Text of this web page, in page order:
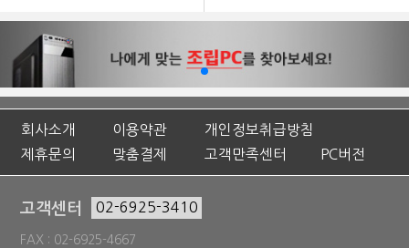
회사소개 이용약관
개인정보취급방침
제휴문의
맞춤결제 고객만족센터 PC버전
고객센터 02-6925-3410
FAX : 02-6925-4667